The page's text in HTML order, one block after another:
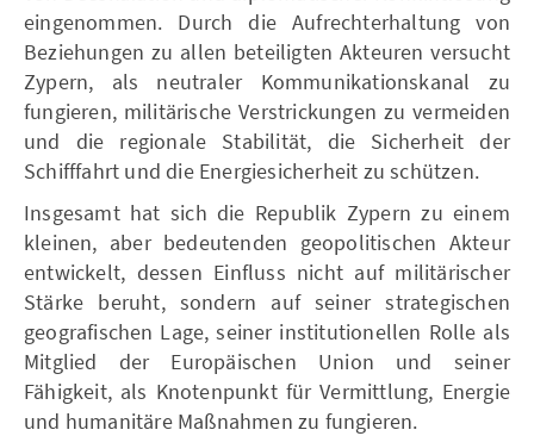
eingenommen. Durch die Aufrechterhaltung von
Beziehungen zu allen beteiligten Akteuren versucht
Zypern, als neutraler Kommunikationskanal zu
fungieren, militärische Verstrickungen zu vermeiden
und die regionale Stabilität, die Sicherheit der
Schifffahrt und die Energiesicherheit zu schützen.
Insgesamt hat sich die Republik Zypern zu einem
kleinen, aber bedeutenden geopolitischen Akteur
entwickelt, dessen Einfluss nicht auf militärischer
Stärke beruht, sondern auf seiner strategischen
geografischen Lage, seiner institutionellen Rolle als
Mitglied der Europäischen Union und seiner
Fähigkeit, als Knotenpunkt für Vermittlung, Energie
und humanitäre Maßnahmen zu fungieren.